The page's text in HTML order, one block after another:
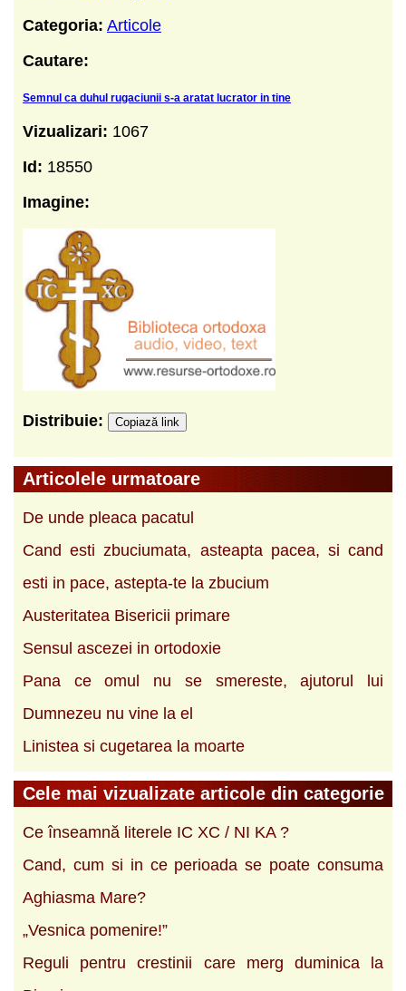
Categoria: Articole
Cautare:
Semnul ca duhul rugaciunii s-a aratat lucrator in tine
Vizualizari: 1067
Id: 18550
Imagine:
Distribuie: Copiază link
Articolele urmatoare
De unde pleaca pacatul
Cand esti zbuciumata, asteapta pacea, si cand
esti in pace, astepta-te la zbucium
Austeritatea Bisericii primare
Sensul ascezei in ortodoxie
Pana ce omul nu se smereste, ajutorul lui
Dumnezeu nu vine la el
Linistea si cugetarea la moarte
Cele mai vizualizate articole din categorie
Ce înseamnă literele IC XC / NI KA ?
Cand, cum si in ce perioada se poate consuma
Aghiasma Mare?
„Vesnica pomenire!”
Reguli pentru crestinii care merg duminica la